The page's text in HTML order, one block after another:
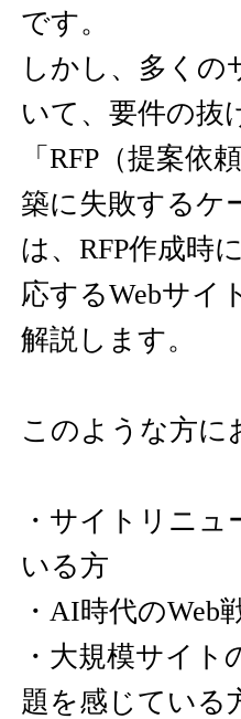
です。
しかし、多く
いて、要件の抜
「RFP（提案
築に失敗するケ
は、RFP作成時
応するWebサイ
解説します。
このような方に
・サイトリニ
いる方
・AI時代の
・大規模サイ
題を感じている